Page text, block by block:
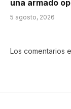
una armado
5 agosto, 2026
Los comentarios